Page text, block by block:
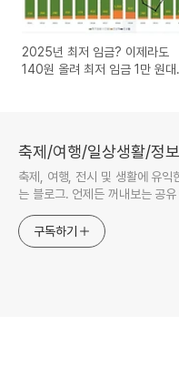
2025년 최저 임금? 이제라도
140원 올려 최저 임금 1만 원대
축제/여행/일상생활/정보
축제, 여행, 전시 및 생활에 유익
는 블로그. 언제든 꺼내보는 공
구독하기